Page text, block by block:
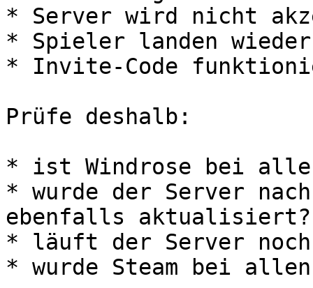
* Server wird nicht
* Spieler landen wieder
* Invite-Code
Prüfe deshalb:
* ist Windrose bei
* wurde der Server
ebenfalls aktualisiert?
* läuft der Server
* wurde Steam bei